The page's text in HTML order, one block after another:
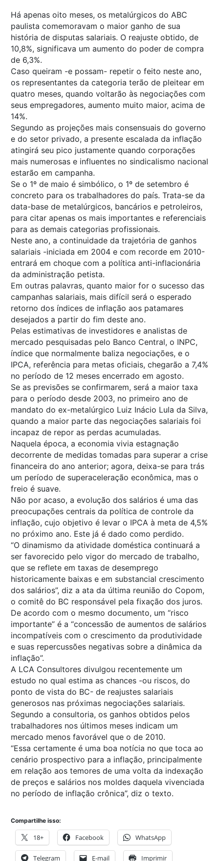
Há apenas oito meses, os metalúrgicos do ABC
paulista comemoravam o maior ganho de sua
história de disputas salariais. O reajuste obtido, de
10,8%, significava um aumento do poder de compra
de 6,3%.
Caso queiram -e possam- repetir o feito neste ano,
os representantes da categoria terão de pleitear em
quatro meses, quando voltarão às negociações com
seus empregadores, aumento muito maior, acima de
14%.
Segundo as projeções mais consensuais do governo
e do setor privado, a presente escalada da inflação
atingirá seu pico justamente quando corporações
mais numerosas e influentes no sindicalismo nacional
estarão em campanha.
Se o 1º de maio é simbólico, o 1º de setembro é
concreto para os trabalhadores do país. Trata-se da
data-base de metalúrgicos, bancários e petroleiros,
para citar apenas os mais importantes e referenciais
para as demais categorias profissionais.
Neste ano, a continuidade da trajetória de ganhos
salariais -iniciada em 2004 e com recorde em 2010-
entrará em choque com a política anti-inflacionária
da administração petista.
Em outras palavras, quanto maior for o sucesso das
campanhas salariais, mais difícil será o esperado
retorno dos índices de inflação aos patamares
desejados a partir do fim deste ano.
Pelas estimativas de investidores e analistas de
mercado pesquisadas pelo Banco Central, o INPC,
índice que normalmente baliza negociações, e o
IPCA, referência para metas oficiais, chegarão a 7,4%
no período de 12 meses encerrado em agosto.
Se as previsões se confirmarem, será a maior taxa
para o período desde 2003, no primeiro ano de
mandato do ex-metalúrgico Luiz Inácio Lula da Silva,
quando a maior parte das negociações salariais foi
incapaz de repor as perdas acumuladas.
Naquela época, a economia vivia estagnação
decorrente de medidas tomadas para superar a crise
financeira do ano anterior; agora, deixa-se para trás
um período de superaceleração econômica, mas o
freio é suave.
Não por acaso, a evolução dos salários é uma das
preocupações centrais da política de controle da
inflação, cujo objetivo é levar o IPCA à meta de 4,5%
no próximo ano. Este já é dado como perdido.
“O dinamismo da atividade doméstica continuará a
ser favorecido pelo vigor do mercado de trabalho,
que se reflete em taxas de desemprego
historicamente baixas e em substancial crescimento
dos salários”, diz a ata da última reunião do Copom,
o comitê do BC responsável pela fixação dos juros.
De acordo com o mesmo documento, um “risco
importante” é a “concessão de aumentos de salários
incompatíveis com o crescimento da produtividade
e suas repercussões negativas sobre a dinâmica da
inflação”.
A LCA Consultores divulgou recentemente um
estudo no qual estima as chances -ou riscos, do
ponto de vista do BC- de reajustes salariais
generosos nas próximas negociações salariais.
Segundo a consultoria, os ganhos obtidos pelos
trabalhadores nos últimos meses indicam um
mercado menos favorável que o de 2010.
“Essa certamente é uma boa notícia no que toca ao
cenário prospectivo para a inflação, principalmente
em relação aos temores de uma volta da indexação
de preços e salários nos moldes daquela vivenciada
no período de inflação crônica”, diz o texto.
Compartilhe isso:
18+ Facebook WhatsApp
Telegram E-mail Imprimir